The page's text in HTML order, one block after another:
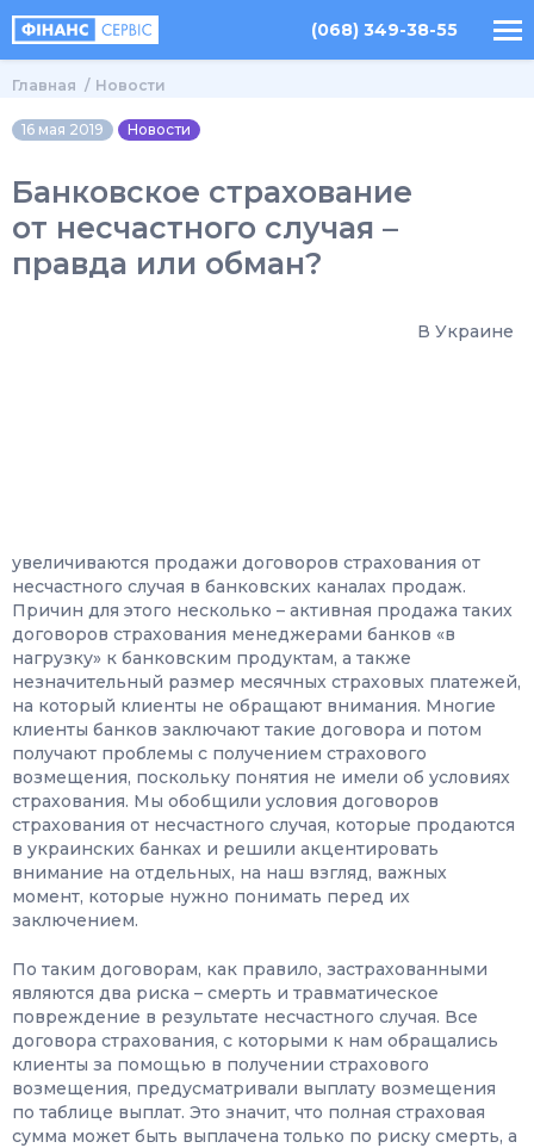
(068) 349-38-55
Главная Новости
16 мая 2019 Новости
Банковское страхование
от несчастного случая –
правда или обман?
В Украине
увеличиваются продажи договоров страхования от
несчастного случая в банковских каналах продаж.
Причин для этого несколько – активная продажа таких
договоров страхования менеджерами банков «в
нагрузку» к банковским продуктам, а также
незначительный размер месячных страховых платежей,
на который клиенты не обращают внимания. Многие
клиенты банков заключают такие договора и потом
получают проблемы с получением страхового
возмещения, поскольку понятия не имели об условиях
страхования. Мы обобщили условия договоров
страхования от несчастного случая, которые продаются
в украинских банках и решили акцентировать
внимание на отдельных, на наш взгляд, важных
момент, которые нужно понимать перед их
заключением.
По таким договорам, как правило, застрахованными
являются два риска – смерть и травматическое
повреждение в результате несчастного случая. Все
договора страхования, с которыми к нам обращались
клиенты за помощью в получении страхового
возмещения, предусматривали выплату возмещения
по таблице выплат. Это значит, что полная страховая
сумма может быть выплачена только по риску смерть, а